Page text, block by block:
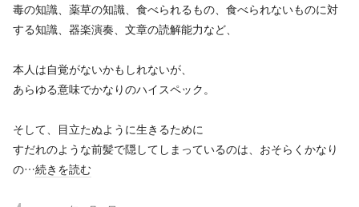
毒の知識、薬草の知識、食べられるもの、食べられないものに対
する知識、器楽演奏、文章の読解能力など、
本人は自覚がないかもしれないが、
あらゆる意味でかなりのハイスペック。
そして、目立たぬように生きるために
すだれのような前髪で隠してしまっているのは、おそらくかなり
の…続きを読む